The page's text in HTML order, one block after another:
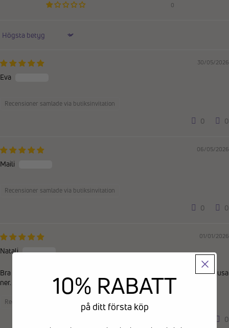
0
Sort by
30/05/2026
Eva
Recensioner samlade via butiksinvitation
0 0
06/05/2026
Maili
Recensioner samlade via butiksinvitation
0 0
01/01/2026
Natali
Bra tunnare strumpa som sitter bekvämt utan att lämna avtryck eller ljusa
ner. Passar väldigt svullna fötter
Recensioner samlade via butiksinvitation
0
10% RABATT
på ditt första köp